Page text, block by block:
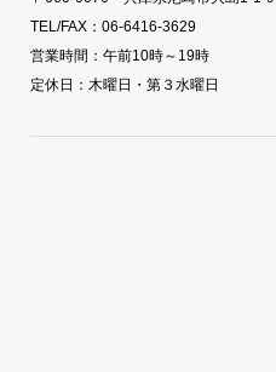
TEL/FAX：06-6416-3629
営業時間：午前10時～19時
定休日：木曜日・第３水曜日